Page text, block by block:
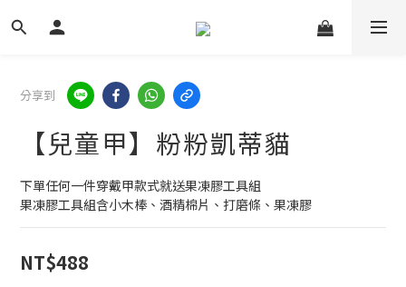
分享到
【兒童甲】粉粉凱蒂貓
下單任何一件穿戴甲款式就送果凍膠工具組
果凍膠工具組含小木棒、酒精棉片、打磨條、果凍膠
NT$488